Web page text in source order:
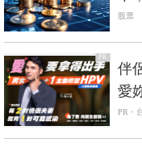
雄
股票
PR
伴
愛
PR・